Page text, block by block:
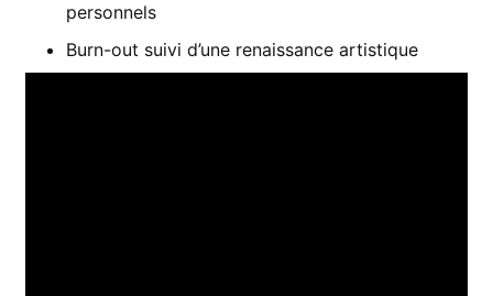
personnels
Burn-out suivi d’une renaissance artistique